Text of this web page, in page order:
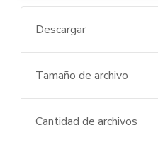
Descargar
Tamaño de archivo
Cantidad de archivos